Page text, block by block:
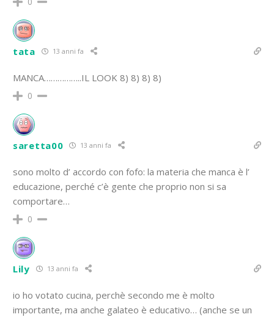
tata 13 anni fa
MANCA……………..IL LOOK 8) 8) 8) 8)
0
saretta00 13 anni fa
sono molto d’ accordo con fofo: la materia che manca è l’
educazione, perché c’è gente che proprio non si sa
comportare…
0
Lily 13 anni fa
io ho votato cucina, perchè secondo me è molto
importante, ma anche galateo è educativo… (anche se un